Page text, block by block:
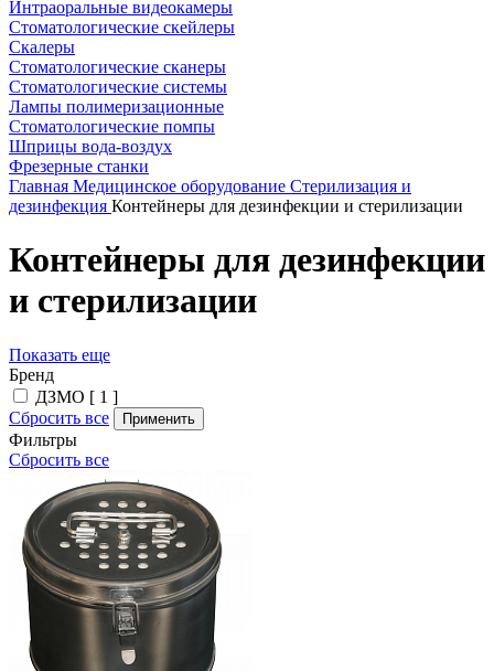
Интраоральные видеокамеры
Стоматологические скейлеры
Скалеры
Стоматологические сканеры
Стоматологические системы
Лампы полимеризационные
Стоматологические помпы
Шприцы вода-воздух
Фрезерные станки
Главная Медицинское оборудование Стерилизация и
дезинфекция Контейнеры для дезинфекции и стерилизации
Контейнеры для дезинфекции
и стерилизации
Показать еще
Бренд
ДЗМО [ 1 ]
Сбросить все
Применить
Фильтры
Сбросить все